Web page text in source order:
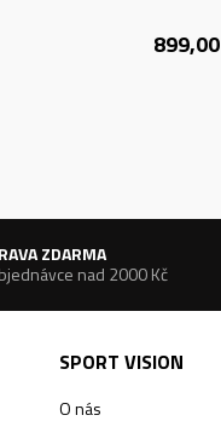
899,00
ZDARMA
nad 2000 Kč
SPORT VISION
O nás